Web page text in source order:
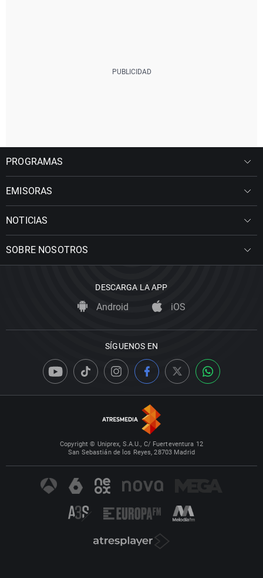
PROGRAMAS
EMISORAS
NOTICIAS
SOBRE NOSOTROS
DESCARGA LA APP
Android iOS
SÍGUENOS EN
Copyright © Uniprex, S.A.U., C/ Fuerteventura 12
San Sebastián de los Reyes, 28703 Madrid